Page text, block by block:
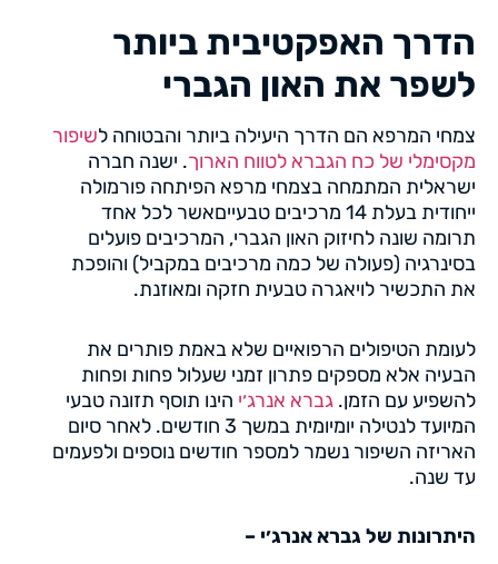
הדרך האפקטיבית ביותר
לשפר את האון הגברי
צמחי המרפא הם הדרך היעילה ביותר והבטוחה לשיפור
מקסימלי של כח הגברא לטווח הארוך. ישנה חברה
ישראלית המתמחה בצמחי מרפא הפיתחה פורמולה
ייחודית בעלת 14 מרכיבים טבעייםאשר לכל אחד
תרומה שונה לחיזוק האון הגברי, המרכיבים פועלים
בסינרגיה (פעולה של כמה מרכיבים במקביל) והופכת
את התכשיר לויאגרה טבעית חזקה ומאוזנת.
לעומת הטיפולים הרפואיים שלא באמת פותרים את
הבעיה אלא מספקים פתרון זמני שעלול פחות ופחות
להשפיע עם הזמן. גברא אנרג׳י הינו תוסף תזונה טבעי
המיועד לנטילה יומיומית במשך 3 חודשים. לאחר סיום
האריזה השיפור נשמר למספר חודשים נוספים ולפעמים
עד שנה.
היתרונות של גברא אנרג׳י –